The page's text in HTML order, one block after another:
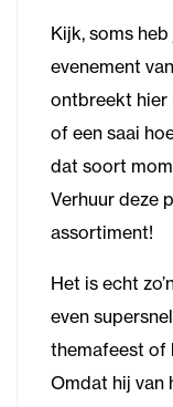
Kijk, soms
evenement
ontbreekt hier
of een saai
dat soort
Verhuur deze
assortiment!
Het is echt
even
themafeest of
Omdat hij van